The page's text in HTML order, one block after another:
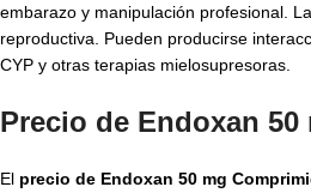
embarazo y manipulación profesional.
reproductiva. Pueden producirse
CYP y otras terapias mielosupresoras.
Precio de Endoxan
El precio de Endoxan 50 mg